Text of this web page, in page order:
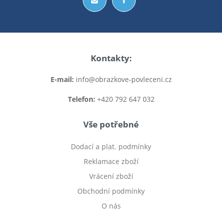
Kontakty:
E-mail: info@obrazkove-povleceni.cz
Telefon: +420 792 647 032
Vše potřebné
Dodací a plat. podmínky
Reklamace zboží
Vrácení zboží
Obchodní podmínky
O nás